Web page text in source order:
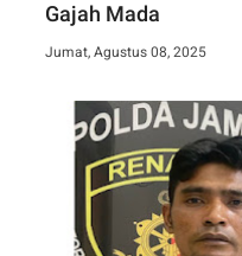
Gajah Mada
Jumat, Agustus 08, 2025